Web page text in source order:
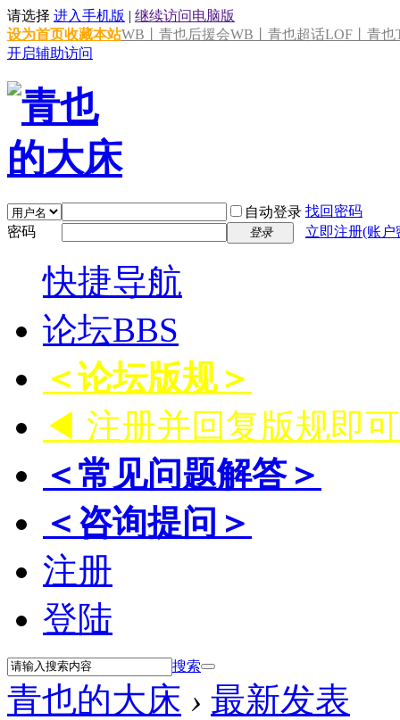
请选择 进入手机版 | 继续访问电脑版
设为首页收藏本站WB丨青也后援会WB丨青也超话LOF丨青也
开启辅助访问
自动登录 找回密码
密码
登录 立即注册(账
快捷导航
论坛BBS
＜论坛版规＞
◀ 注册并回复版规即
＜常见问题解答＞
＜咨询提问＞
注册
登陆
搜索
青也的大床 › 最新发表